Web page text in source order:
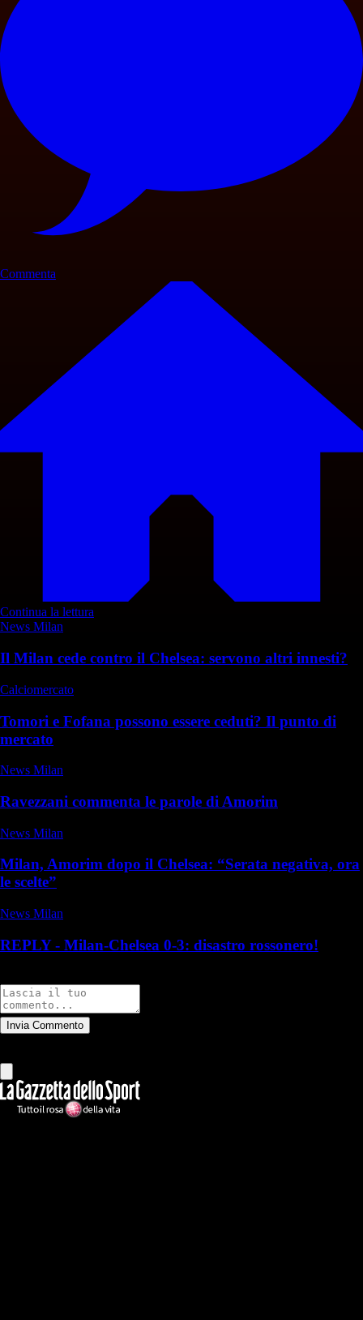
Commenta
Continua la lettura
News Milan
Il Milan cede contro il Chelsea: servono altri innesti?
Calciomercato
Tomori e Fofana possono essere ceduti? Il punto di
mercato
News Milan
Ravezzani commenta le parole di Amorim
News Milan
Milan, Amorim dopo il Chelsea: “Serata negativa, ora
le scelte”
News Milan
REPLY - Milan-Chelsea 0-3: disastro rossonero!
Invia Commento